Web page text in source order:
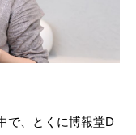
で、とくに博報堂D